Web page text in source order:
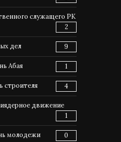
служащего РК
2
дел 9
Абая 1
строителя 4
движение
1
молодежи 0